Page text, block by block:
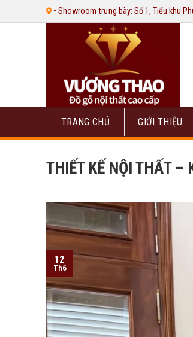
qua
• Showroom trưng bày: Số 1, Tiểu khu
TRANG CHỦ GIỚI THIỆU
THIẾT KẾ NỘI THẤT –
12
Th6